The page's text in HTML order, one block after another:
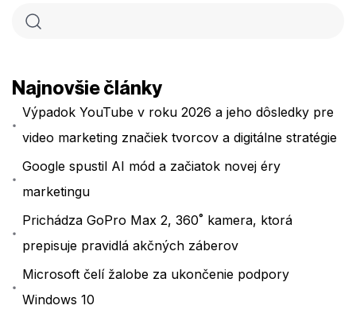
Najnovšie články
Výpadok YouTube v roku 2026 a jeho dôsledky pre
video marketing značiek tvorcov a digitálne stratégie
Google spustil AI mód a začiatok novej éry
marketingu
Prichádza GoPro Max 2, 360˚ kamera, ktorá
prepisuje pravidlá akčných záberov
Microsoft čelí žalobe za ukončenie podpory
Windows 10